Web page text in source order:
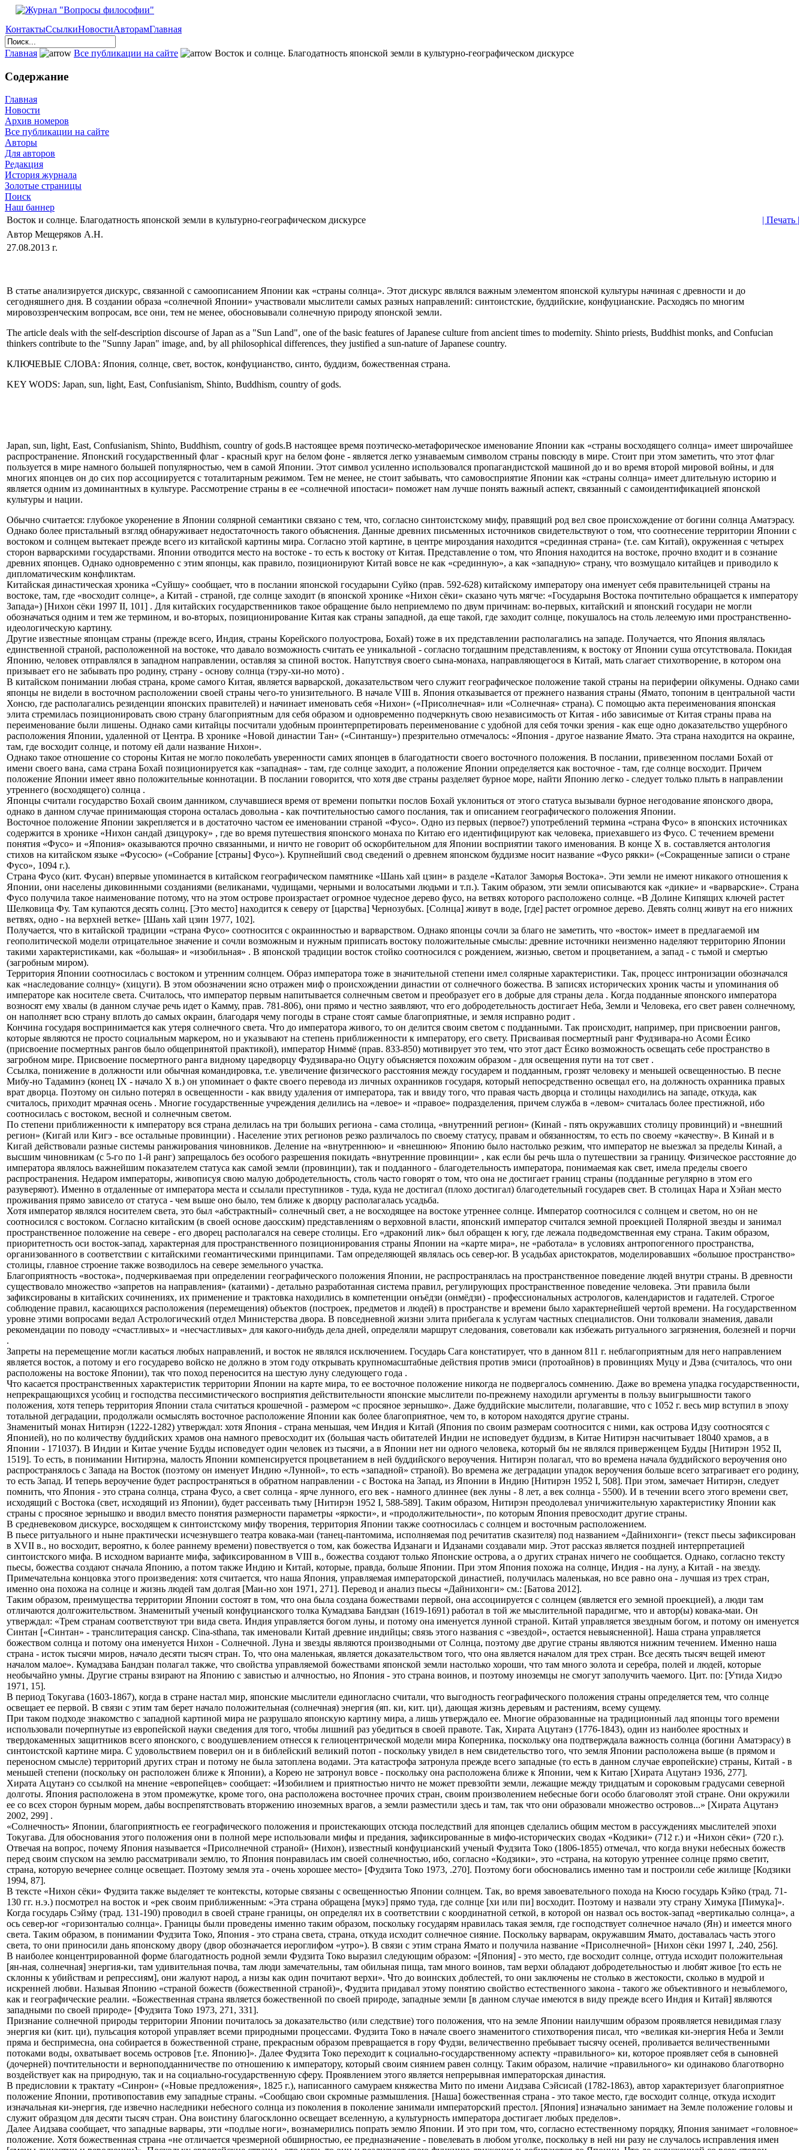
КонтактыСсылкиНовостиАвторамГлавная
Главная Все публикации на сайте Восток и солнце. Благодатность японской земли в культурно-географическом дискурсе
Содержание
Главная
Новости
Архив номеров
Все публикации на сайте
Авторы
Для авторов
Редакция
История журнала
Золотые страницы
Поиск
Наш баннер
Восток и солнце. Благодатность японской земли в культурно-географическом дискурсе
| Печать |
Автор Мещеряков А.Н.
27.08.2013 г.
В статье анализируется дискурс, связанной с самоописанием Японии как «страны солнца». Этот дискурс являлся важным элементом японской культуры начиная с древности и до
сегодняшнего дня. В создании образа «солнечной Японии» участвовали мыслители самых разных направлений: синтоистские, буддийские, конфуцианские. Расходясь по многим
мировоззренческим вопросам, все они, тем не менее, обосновывали солнечную природу японской земли.
The article deals with the self-description discourse of Japan as a "Sun Land", one of the basic features of Japanese culture from ancient times to modernity. Shinto priests, Buddhist monks, and Confucian
thinkers contribute to the "Sunny Japan" image, and, by all philosophical differences, they justified a sun-nature of Japanese country.
КЛЮЧЕВЫЕ СЛОВА: Япония, солнце, свет, восток, конфуцианство, синто, буддизм, божественная страна.
KEY WODS: Japan, sun, light, East, Confusianism, Shinto, Buddhism, country of gods.
Japan, sun, light, East, Confusianism, Shinto, Buddhism, country of gods.В настоящее время поэтическо-метафорическое именование Японии как «страны восходящего солнца» имеет широчайшее
распространение. Японский государственный флаг - красный круг на белом фоне - является легко узнаваемым символом страны повсюду в мире. Стоит при этом заметить, что этот флаг
пользуется в мире намного большей популярностью, чем в самой Японии. Этот символ усиленно использовался пропагандистской машиной до и во время второй мировой войны, и для
многих японцев он до сих пор ассоциируется с тоталитарным режимом. Тем не менее, не стоит забывать, что самовосприятие Японии как «страны солнца» имеет длительную историю и
является одним из доминантных в культуре. Рассмотрение страны в ее «солнечной ипостаси» поможет нам лучше понять важный аспект, связанный с самоидентификацией японской
культуры и нации.
Обычно считается: глубокое укоренение в Японии солярной семантики связано с тем, что, согласно синтоистскому мифу, правящий род вел свое происхождение от богини солнца Аматэрасу.
Однако более пристальный взгляд обнаруживает недостаточность такого объяснения. Данные древних письменных источников свидетельствуют о том, что соотнесение территории Японии с
востоком и солнцем вытекает прежде всего из китайской картины мира. Согласно этой картине, в центре мироздания находится «срединная страна» (т.е. сам Китай), окруженная с четырех
сторон варварскими государствами. Японии отводится место на востоке - то есть к востоку от Китая. Представление о том, что Япония находится на востоке, прочно входит и в сознание
древних японцев. Однако одновременно с этим японцы, как правило, позиционируют Китай вовсе не как «срединную», а как «западную» страну, что возмущало китайцев и приводило к
дипломатическим конфликтам.
Китайская династическая хроника «Суйшу» сообщает, что в послании японской государыни Суйко (прав. 592-628) китайскому императору она именует себя правительницей страны на
востоке, там, где «восходит солнце», а Китай - страной, где солнце заходит (в японской хронике «Нихон сёки» сказано чуть мягче: «Государыня Востока почтительно обращается к императору
Запада») [Нихон сёки 1997 II, 101] . Для китайских государственников такое обращение было неприемлемо по двум причинам: во-первых, китайский и японский государи не могли
обозначаться одним и тем же термином, и во-вторых, позиционирование Китая как страны западной, да еще такой, где заходит солнце, покушалось на столь лелеемую ими пространственно-
идеологическую картину.
Другие известные японцам страны (прежде всего, Индия, страны Корейского полуострова, Бохай) тоже в их представлении располагались на западе. Получается, что Япония являлась
единственной страной, расположенной на востоке, что давало возможность считать ее уникальной - согласно тогдашним представлениям, к востоку от Японии суша отсутствовала. Покидая
Японию, человек отправлялся в западном направлении, оставляя за спиной восток. Напутствуя своего сына-монаха, направляющегося в Китай, мать слагает стихотворение, в котором она
призывает его не забывать про родину, страну - основу солнца (тэру-хи-но мото) .
В китайском понимании любая страна, кроме самого Китая, является варварской, доказательством чего служит географическое положение такой страны на периферии ойкумены. Однако сами
японцы не видели в восточном расположении своей страны чего-то унизительного. В начале VIII в. Япония отказывается от прежнего названия страны (Ямато, топоним в центральной части
Хонсю, где располагались резиденции японских правителей) и начинает именовать себя «Нихон» («Присолнечная» или «Солнечная» страна). С помощью акта переименования японская
элита стремилась позиционировать свою страну благоприятным для себя образом и одновременно подчеркнуть свою независимость от Китая - ибо зависимые от Китая страны права на
переименование были лишены. Однако сами китайцы посчитали удобным проинтерпретировать переименование с удобной для себя точки зрения - как еще одно доказательство ущербного
расположения Японии, удаленной от Центра. В хронике «Новой династии Тан» («Синтаншу») презрительно отмечалось: «Япония - другое название Ямато. Эта страна находится на окраине,
там, где восходит солнце, и потому ей дали название Нихон».
Однако такое отношение со стороны Китая не могло поколебать уверенности самих японцев в благодатности своего восточного положения. В послании, привезенном послами Бохай от
имени своего вана, сама страна Бохай позиционируется как «западная» - там, где солнце заходит, а положение Японии определяется как восточное - там, где солнце восходит. Причем
положение Японии имеет явно положительные коннотации. В послании говорится, что хотя две страны разделяет бурное море, найти Японию легко - следует только плыть в направлении
утреннего (восходящего) солнца .
Японцы считали государство Бохай своим данником, случавшиеся время от времени попытки послов Бохай уклониться от этого статуса вызывали бурное негодование японского двора,
однако в данном случае принимающая сторона осталась довольна - как почтительностью самого послания, так и описанием географического положения Японии.
Восточное положение Японии закрепляется и в достаточно частом ее именовании страной «Фусо». Одно из первых (первое?) употреблений термина «страна Фусо» в японских источниках
содержится в хронике «Нихон сандай дзицуроку» , где во время путешествия японского монаха по Китаю его идентифицируют как человека, приехавшего из Фусо. С течением времени
понятия «Фусо» и «Япония» оказываются прочно связанными, и ничто не говорит об оскорбительном для Японии восприятии такого именования. В конце Х в. составляется антология
стихов на китайском языке «Фусосю» («Собрание [страны] Фусо»). Крупнейший свод сведений о древнем японском буддизме носит название «Фусо рякки» («Сокращенные записи о стране
Фусо», 1094 г.).
Страна Фусо (кит. Фусан) впервые упоминается в китайском географическом памятнике «Шань хай цзин» в разделе «Каталог Заморья Востока». Эти земли не имеют никакого отношения к
Японии, они населены диковинными созданиями (великанами, чудищами, черными и волосатыми людьми и т.п.). Таким образом, эти земли описываются как «дикие» и «варварские». Страна
Фусо получила такое наименование потому, что на этом острове произрастает огромное чудесное дерево фусо, на ветвях которого расположено солнце. «В Долине Кипящих ключей растет
Шелковица Фу. Там купаются десять солнц. [Это место] находится к северу от [царства] Чернозубых. [Солнца] живут в воде, [где] растет огромное дерево. Девять солнц живут на его нижних
ветвях, одно - на верхней ветке» [Шань хай цзин 1977, 102].
Получается, что в китайской традиции «страна Фусо» соотносится с окраинностью и варварством. Однако японцы сочли за благо не заметить, что «восток» имеет в предлагаемой им
геополитической модели отрицательное значение и сочли возможным и нужным приписать востоку положительные смыслы: древние источники неизменно наделяют территорию Японии
такими характеристиками, как «большая» и «изобильная» . В японской традиции восток стойко соотносился с рождением, жизнью, светом и процветанием, а запад - с тьмой и смертью
(загробным миром).
Территория Японии соотносилась с востоком и утренним солнцем. Образ императора тоже в значительной степени имел солярные характеристики. Так, процесс интронизации обозначался
как «наследование солнцу» (хицуги). В этом обозначении ясно отражен миф о происхождении династии от солнечного божества. В записях исторических хроник часты и упоминания об
императоре как носителе света. Считалось, что император первым напитывается солнечным светом и преобразует его в добрые для страны дела . Когда подданные японского императора
возносят ему хвалы (в данном случае речь идет о Камму, прав. 781-806), они прямо и честно заявляют, что его добродетельность достигает Неба, Земли и Человека, его свет равен солнечному,
он наполняет всю страну вплоть до самых окраин, благодаря чему погоды в стране стоят самые благоприятные, и земля исправно родит .
Кончина государя воспринимается как утеря солнечного света. Что до императора живого, то он делится своим светом с подданными. Так происходит, например, при присвоении рангов,
которые являются не просто социальным маркером, но и указывают на степень приближенности к императору, его свету. Присваивая посмертный ранг Фудзивара-но Асоми Ёсико
(присвоение посмертных рангов было общепринятой практикой), император Ниммё (прав. 833-850) мотивирует это тем, что этот даст Ёсико возможность освещать себе пространство в
загробном мире. Присвоение посмертного ранга видному царедворцу Фудзивара-но Оцугу объясняется похожим образом - для освещения пути на тот свет .
Ссылка, понижение в должности или обычная командировка, т.е. увеличение физического расстояния между государем и подданным, грозят человеку и меньшей освещенностью. В песне
Мибу-но Тадаминэ (конец IX - начало X в.) он упоминает о факте своего перевода из личных охранников государя, который непосредственно освещал его, на должность охранника правых
врат дворца. Поэтому он сильно потерял в освещенности - как ввиду удаления от императора, так и ввиду того, что правая часть дворца и столицы находились на западе, откуда, как
считалось, приходит мрачная осень . Многие государственные учреждения делились на «левое» и «правое» подразделения, причем служба в «левом» считалась более престижной, ибо
соотносилась с востоком, весной и солнечным светом.
По степени приближенности к императору вся страна делилась на три больших региона - сама столица, «внутренний регион» (Кинай - пять окружавших столицу провинций) и «внешний
регион» (Кигай или Кигэ - все остальные провинции) . Население этих регионов резко различалось по своему статусу, правам и обязанностям, то есть по своему «качеству». В Кинай и в
Кигай действовали разные системы ранжирования чиновников. Деление на «внутреннюю» и «внешнюю» Японию было настолько резким, что император не выезжал за пределы Кинай, а
высшим чиновникам (с 5-го по 1-й ранг) запрещалось без особого разрешения покидать «внутренние провинции» , как если бы речь шла о путешествии за границу. Физическое расстояние до
императора являлось важнейшим показателем статуса как самой земли (провинции), так и подданного - благодетельность императора, понимаемая как свет, имела пределы своего
распространения. Недаром императоры, живописуя свою малую добродетельность, столь часто говорят о том, что она не достигает границ страны (подданные регулярно в этом его
разуверяют). Именно в отдаленные от императора места и ссылали преступников - туда, куда не достигал (плохо достигал) благодетельный государев свет. В столицах Нара и Хэйан место
проживания прямо зависело от статуса - чем выше оно было, тем ближе к дворцу располагалась усадьба.
Хотя император являлся носителем света, это был «абстрактный» солнечный свет, а не восходящее на востоке утреннее солнце. Император соотносился с солнцем и светом, но он не
соотносился с востоком. Согласно китайским (в своей основе даосским) представлениям о верховной власти, японский император считался земной проекцией Полярной звезды и занимал
пространственное положение на севере - его дворец располагался на севере столицы. Его «драконий лик» был обращен к югу, где лежала подведомственная ему страна. Таким образом,
приоритетность оси восток-запад, характерная для пространственного позиционирования страны Японии на «карте мира», не «работала» в условиях антропогенного пространства,
организованного в соответствии с китайскими геомантическими принципами. Там определяющей являлась ось север-юг. В усадьбах аристократов, моделировавших «большое пространство»
столицы, главное строение также возводилось на севере земельного участка.
Благоприятность «востока», подчеркиваемая при определении географического положения Японии, не распространялась на пространственное поведение людей внутри страны. В древности
существовало множество «запретов на направления» (катаими) - детально разработанная система правил, регулирующих пространственное поведение человека. Эти правила были
зафиксированы в китайских сочинениях, их применение и трактовка находились в компетенции онъёдзи (онмёдзи) - профессиональных астрологов, календаристов и гадателей. Строгое
соблюдение правил, касающихся расположения (перемещения) объектов (построек, предметов и людей) в пространстве и времени было характернейшей чертой времени. На государственном
уровне этими вопросами ведал Астрологический отдел Министерства двора. В повседневной жизни элита прибегала к услугам частных специалистов. Они толковали знамения, давали
рекомендации по поводу «счастливых» и «несчастливых» для какого-нибудь дела дней, определяли маршрут следования, советовали как избежать ритуального загрязнения, болезней и порчи
.
Запреты на перемещение могли касаться любых направлений, и восток не являлся исключением. Государь Сага констатирует, что в данном 811 г. неблагоприятным для него направлением
является восток, а потому и его государево войско не должно в этом году открывать крупномасштабные действия против эмиси (протоайнов) в провинциях Муцу и Дэва (считалось, что они
расположены на востоке Японии), так что поход переносится на шестую луну следующего года .
Что касается пространственных характеристик территории Японии на карте мира, то ее восточное положение никогда не подвергалось сомнению. Даже во времена упадка государственности,
непрекращающихся усобиц и господства пессимистического восприятия действительности японские мыслители по-прежнему находили аргументы в пользу выигрышности такого
положения, хотя теперь территория Японии стала считаться крошечной - размером «с просяное зернышко». Даже буддийские мыслители, полагавшие, что с 1052 г. весь мир вступил в эпоху
тотальной деградации, продолжали осмыслять восточное расположение Японии как более благоприятное, чем то, в котором находятся другие страны.
Знаменитый монах Нитирэн (1222-1282) утверждал: хотя Япония - страна меньшая, чем Индия и Китай (Япония по своим размерам соотносится с ними, как острова Идзу соотносятся с
Японией), но по количеству буддийских храмов она намного превосходит их (большая часть обитателей Индии не исповедует буддизм, в Китае Нитирэн насчитывает 18040 храмов, а в
Японии - 171037). В Индии и Китае учение Будды исповедует один человек из тысячи, а в Японии нет ни одного человека, который бы не являлся приверженцем Будды [Нитирэн 1952 II,
1519]. То есть, в понимании Нитирэна, малость Японии компенсируется процветанием в ней буддийского вероучения. Нитирэн полагал, что во времена начала буддийского вероучения оно
распространялось с Запада на Восток (поэтому он именует Индию «Лунной», то есть «западной» страной). Во времена же деградации упадок вероучения больше всего затрагивает его родину,
то есть Запад. И теперь вероучение будет распространяться в обратном направлении - с Востока на Запад, из Японии в Индию [Нитирэн 1952 I, 508]. При этом, замечает Нитирэн, следует
помнить, что Япония - это страна солнца, страна Фусо, а свет солнца - ярче лунного, его век - намного длиннее (век луны - 8 лет, а век солнца - 5500). И в течении всего этого времени свет,
исходящий с Востока (свет, исходящий из Японии), будет рассеивать тьму [Нитирэн 1952 I, 588-589]. Таким образом, Нитирэн преодолевал уничижительную характеристику Японии как
страны с просяное зернышко и вводил вместо понятия размерности параметры «яркости», и «продолжительности», по которым Япония превосходит другие страны.
В средневековом дискурсе, восходящем к синтоистскому мифу творения, территория Японии также соотносилась с солнцем и восточным расположением.
В пьесе ритуального и ныне практически исчезнувшего театра ковака-маи (танец-пантомима, исполняемая под речитатив сказителя) под названием «Дайнихонги» (текст пьесы зафиксирован
в XVII в., но восходит, вероятно, к более раннему времени) повествуется о том, как божества Идзанаги и Идзанами создавали мир. Этот рассказ является поздней интерпретацией
синтоистского мифа. В исходном варианте мифа, зафиксированном в VIII в., божества создают только Японские острова, а о других странах ничего не сообщается. Однако, согласно тексту
пьесы, божества создают сначала Японию, а потом также Индию и Китай, которые, правда, больше Японии. При этом Япония похожа на солнце, Индия - на луну, а Китай - на звезду.
Примечательна концовка этого произведения: хотя считается, что наша Япония, управляемая императорской династией, получилась маленькая, но все равно она - лучшая из трех стран,
именно она похожа на солнце и жизнь людей там долгая [Маи-но хон 1971, 271]. Перевод и анализ пьесы «Дайнихонги» см.: [Батова 2012].
Таким образом, преимущества территории Японии состоят в том, что она была создана божествами первой, она ассоциируется с солнцем (является его земной проекцией), а люди там
отличаются долгожительством. Знаменитый ученый конфуцианского толка Кумадзава Бандзан (1619-1691) работал в той же мыслительной парадигме, что и автор(ы) ковака-маи. Он
утверждал: «Трем странам соответствуют три вида света. Индия управляется богом луны, и потому она именуется лунной страной. Китай управляется звездным богом, и потому он именуется
Синтан [«Синтан» - транслитерация санскр. Cina-sthana, так именовали Китай древние индийцы; связь этого названия с «звездой», остается невыясненной]. Наша страна управляется
божеством солнца и потому она именуется Нихон - Солнечной. Луна и звезды являются производными от Солнца, поэтому две другие страны являются нижним течением. Именно наша
страна - исток тысячи миров, начало десяти тысяч стран. То, что она маленькая, является доказательством того, что она является началом для трех стран. Все десять тысяч вещей имеют
началом малое». Кумадзава Бандзан полагал также, что свойства управляемой божествами японской земли настолько хороши, что там много золота и серебра, полей и людей, которые
необычайно умны. Другие страны взирают на Японию с завистью и алчностью, но Япония - это страна воинов, и поэтому иноземцы не смогут заполучить чаемого. Цит. по: [Утида Хидэо
1971, 15].
В период Токугава (1603-1867), когда в стране настал мир, японские мыслители единогласно считали, что выгодность географического положения страны определяется тем, что солнце
освещает ее первой. В связи с этим там берет начало положительная (солнечная) энергия (яп. ки, кит. ци), дающая жизнь деревьям и растениям, всему сущему.
При таком подходе знакомство с западной картиной мира не разрушало японскую картину мира, а лишь утверждало ее. Многие образованные на традиционный лад японцы того времени
использовали почерпнутые из европейской науки сведения для того, чтобы лишний раз убедиться в своей правоте. Так, Хирата Ацутанэ (1776-1843), один из наиболее яростных и
твердокаменных защитников всего японского, с воодушевлением отнесся к гелиоцентрической модели мира Коперника, поскольку она подтверждала важность солнца (богини Аматэрасу) в
синтоистской картине мира. С удовольствием поверил он и в библейский великий потоп - поскольку увидел в нем свидетельство того, что земля Японии расположена выше (в прямом и
переносном смысле) территорий других стран и потому не была затоплена водами. Эта катастрофа затронула прежде всего западные (то есть в данном случае европейские) страны, Китай - в
меньшей степени (поскольку он расположен ближе к Японии), а Корею не затронул вовсе - поскольку она расположена ближе к Японии, чем к Китаю [Хирата Ацутанэ 1936, 277].
Хирата Ацутанэ со ссылкой на мнение «европейцев» сообщает: «Изобилием и приятностью ничто не может превзойти земли, лежащие между тридцатым и сороковым градусами северной
долготы. Япония расположена в этом промежутке, кроме того, она расположена восточнее прочих стран, своим произволением небесные боги особо благоволят этой стране. Они окружили
ее со всех сторон бурным морем, дабы воспрепятствовать вторжению иноземных врагов, а земли разместили здесь и там, так что они образовали множество островов...» [Хирата Ацутанэ
2002, 299] .
«Солнечность» Японии, благоприятность ее географического положения и проистекающих отсюда последствий для японцев сделались общим местом в рассуждениях мыслителей эпохи
Токугава. Для обоснования этого положения они в полной мере использовали мифы и предания, зафиксированные в мифо-исторических сводах «Кодзики» (712 г.) и «Нихон сёки» (720 г.).
Отвечая на вопрос, почему Япония называется «Присолнечной страной» (Нихон), известный конфуцианский ученый Фудзита Токо (1806-1855) отмечал, что когда внуки небесных божеств
перед своим спуском на землю рассматривали землю, то Япония понравилась им своей солнечностью, ибо, согласно «Кодзики», это «страна, на которую утреннее солнце прямо светит,
страна, которую вечернее солнце освещает. Поэтому земля эта - очень хорошее место» [Фудзита Токо 1973, .270]. Поэтому боги обосновались именно там и построили себе жилище [Кодзики
1994, 87].
В тексте «Нихон сёки» Фудзита также выделяет те контексты, которые связаны с освещенностью Японии солнцем. Так, во время завоевательного похода на Кюсю государь Кэйко (трад. 71-
130 гг. н.э.) посмотрел на восток и «рек своим приближенным: «Эта страна обращена [мукэ] прямо туда, где солнце [хи или пи] восходит. Поэтому и назвали эту страну Химука [Пимука]».
Когда государь Сэйму (трад. 131-190) проводил в своей стране границы, он определял их в соответствии с координатной сеткой, в которой он назвал ось восток-запад «вертикалью солнца», а
ось север-юг «горизонталью солнца». Границы были проведены именно таким образом, поскольку государям нравилась такая земля, где господствует солнечное начало (Ян) и имеется много
света. Таким образом, в понимании Фудзита Токо, Япония - это страна света, страна, откуда исходит солнечное сияние. Поскольку варварам, окружавшим Ямато, доставалась часть этого
света, то они приносили дань японскому двору (двор обозначается иероглифом «утро»). В связи с этим страна Ямато и получила название «Присолнечной» [Нихон сёки 1997 I, .240, 256].
В наиболее концентрированной форме благодатность родной земли Фудзита Токо выразил следующим образом: «[Япония] - это место, где восходит солнце, оттуда исходит положительная
[ян-ная, солнечная] энергия-ки, там удивительная почва, там люди замечательны, там обильная пища, там много воинов, там верхи обладают добродетельностью и любят живое [то есть не
склонны к убийствам и репрессиям], они жалуют народ, а низы как один почитают верхи». Что до воинских доблестей, то они заключены не столько в жестокости, сколько в мудрой и
искренней любви. Называя Японию «страной божеств (божественной страной)», Фудзита придавал этому понятию свойство естественного закона - такого же объективного и незыблемого,
как и географические реалии. «Божественная страна является божественной по своей природе, западные земли [в данном случае имеются в виду прежде всего Индия и Китай] являются
западными по своей природе» [Фудзита Токо 1973, 271, 331].
Признание солнечной природы территории Японии почиталось за доказательство (или следствие) того положения, что на земле Японии наилучшим образом проявляется невидимая глазу
энергия ки (кит. ци), пульсация которой управляет всеми природными процессами. Фудзита Токо в начале своего знаменитого стихотворения писал, что «великая ки-энергия Неба и Земли
пряма и беспримесна, она собирается в божественной стране, прекрасным образом превращается в гору Фудзи, величественно пребывает тысячу осеней, проливается величественными
потоками воды, охватывает восемь островов [т.е. Японию]». Далее Фудзита Токо переходит к социально-государственному аспекту «правильного» ки, которое проявляет себя в сыновней
(дочерней) почтительности и верноподданничестве по отношению к императору, который своим сиянием равен солнцу. Таким образом, наличие «правильного» ки одинаково благотворно
воздействует как на природную, так и на социально-государственную сферу. Проявлением этого является непрерывная императорская династия.
В предисловии к трактату «Синрон» («Новые предложения», 1825 г.), написанного самураем княжества Мито по имени Аидзава Сэйсисай (1782-1863), автор характеризует благоприятное
положение Японии, противопоставив ему западные страны. «Сообщаю свои скромные размышления. [Наша] божественная страна - это такое место, где восходит солнце, откуда исходит
изначальная ки-энергия, где извечно наследники небесного солнца из поколения в поколение занимали императорский престол. [Япония] изначально занимает на Земле положение головы и
служит образцом для десяти тысяч стран. Она воистину благосклонно освещает вселенную, а культурность императора достигает любых пределов».
Далее Аидзава сообщает, что западные варвары, эти «подлые ноги», вознамерились попрать землю Японии. И это при том, что, согласно естественному порядку, Япония занимает «головное»
положение. Хотя божественная страна «не отличается чрезмерной обширностью, ее предназначение - повелевать в любом уголке, поскольку в ней ни разу не случалось исправления имен